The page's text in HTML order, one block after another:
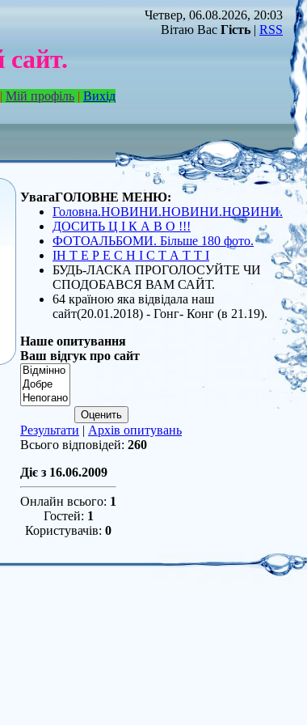
| Мій профіль | Вихід
Четвер, 06.08.2026, 20:03
Вітаю Вас Гість| RSS
УвагаГОЛОВНЕ МЕНЮ:
Головна.НОВИНИ.НОВИНИ.НОВИНИ.
ДОСИТЬ Ц І К А В О !!!
ФОТОАЛЬБОМИ. Більше 180 фото.
ІН Т Е Р Е С Н І С Т А Т Т І
БУДЬ-ЛАСКА ПРОГОЛОСУЙТЕ ЧИ
СПОДОБАВСЯ ВАМ САЙТ.
64 країною яка відвідала наш
сайт(20.01.2018) - Гонг- Конг (в 21.19).
Наше опитування
Ваш відгук про сайт
Результати | Архів опитувань
Всього відповідей: 260
Діє з 16.06.2009
Онлайн всього: 1
Гостей: 1
Користувачів: 0